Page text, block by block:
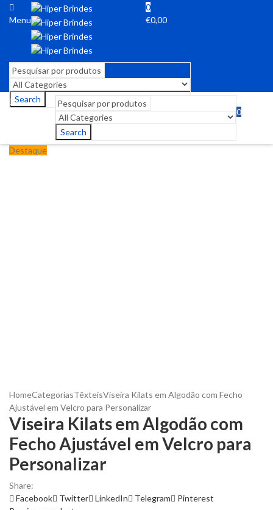
Menu
0
€0,00
Search
Search
0
Destaque
HomeCategoriasTêxteisViseira Kilats em Algodão com Fecho
Ajustável em Velcro para Personalizar
Viseira Kilats em Algodão com
Fecho Ajustável em Velcro para
Personalizar
Share:
Facebook
Twitter LinkedIn Telegram
Pinterest